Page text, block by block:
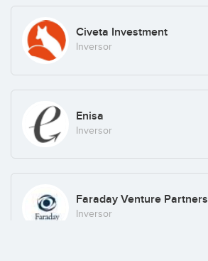
Civeta Investment
Inversor
Enisa
Inversor
Faraday Venture Partners
Inversor